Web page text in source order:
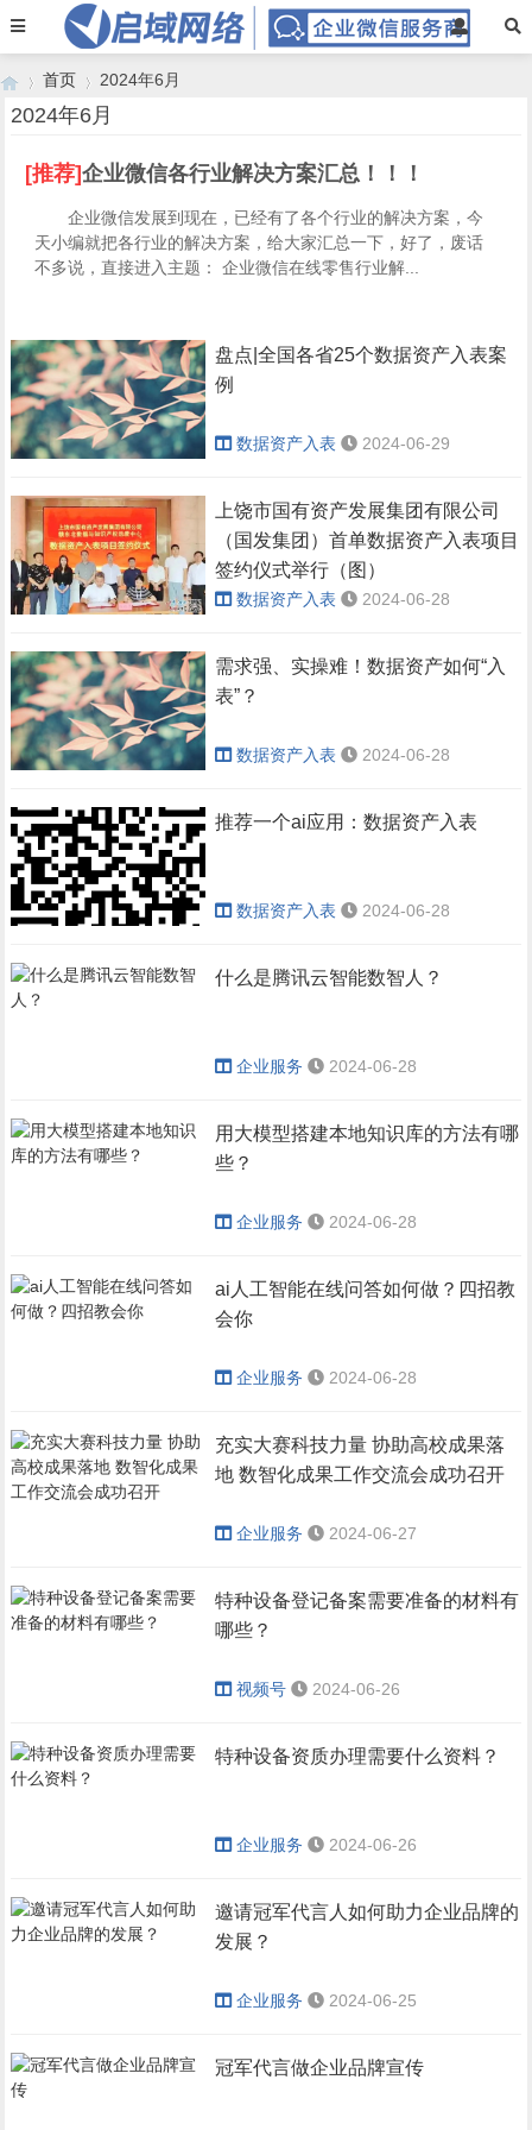
首页
›
2024年6月
2024年6月
[推荐]企业微信各行业解决方案汇总！！！
企业微信发展到现在，已经有了各个行业的解决方案，今
天小编就把各行业的解决方案，给大家汇总一下，好了，废话
不多说，直接进入主题： 企业微信在线零售行业解...
盘点|全国各省25个数据资产入表案
例
数据资产入表 2024-06-29
上饶市国有资产发展集团有限公司
（国发集团）首单数据资产入表项目
签约仪式举行（图）
数据资产入表 2024-06-28
需求强、实操难！数据资产如何“入
表”？
数据资产入表 2024-06-28
推荐一个ai应用：数据资产入表
数据资产入表 2024-06-28
什么是腾讯云智能数智人？
企业服务 2024-06-28
用大模型搭建本地知识库的方法有哪
些？
企业服务 2024-06-28
ai人工智能在线问答如何做？四招教
会你
企业服务 2024-06-28
充实大赛科技力量 协助高校成果落
地 数智化成果工作交流会成功召开
企业服务 2024-06-27
特种设备登记备案需要准备的材料有
哪些？
视频号 2024-06-26
特种设备资质办理需要什么资料？
企业服务 2024-06-26
邀请冠军代言人如何助力企业品牌的
发展？
企业服务 2024-06-25
冠军代言做企业品牌宣传